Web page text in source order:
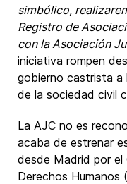
simbólico,
Registro de
con la Asociación
iniciativa rompen
gobierno castrista a
de la sociedad civil
La AJC no es
acaba de estrenar
desde Madrid por
Derechos Humanos